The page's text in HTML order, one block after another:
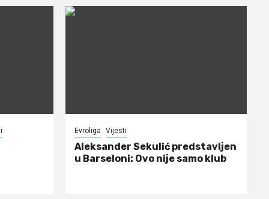
Evroliga Vijesti
Aleksander Sekulić predstavljen
u Barseloni: Ovo nije samo klub